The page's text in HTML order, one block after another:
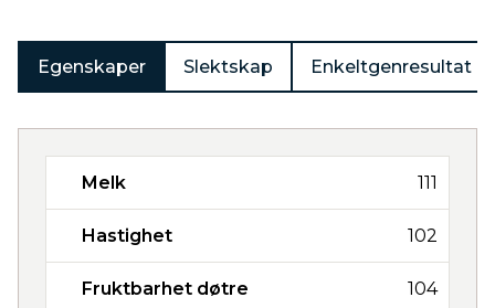
Egenskaper Slektskap Enkeltgenresultat
Melk 111
Hastighet 102
Fruktbarhet døtre 104